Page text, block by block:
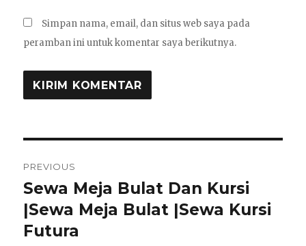
Simpan nama, email, dan situs web saya pada
peramban ini untuk komentar saya berikutnya.
pos
PREVIOUS
Previous
post:
Sewa Meja Bulat Dan Kursi
|Sewa Meja Bulat |Sewa Kursi
Futura